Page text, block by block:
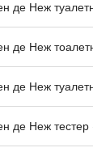
де Неж
де Неж
де Неж
де Неж